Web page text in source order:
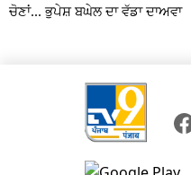
ਚੋਣਾਂ... ਭੁਪੇਸ਼ ਬਘੇਲ ਦਾ ਵੱਡਾ ਦਾਅਵਾ